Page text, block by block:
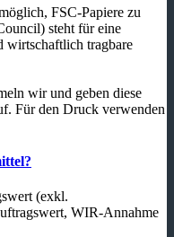
FSC-Papiere zu
steht für eine
wirtschaftlich tragbare
wir und geben diese
Für den Druck verwenden
(exkl.
WIR-Annahme